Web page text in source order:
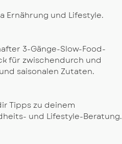
Ernährung und Lifestyle.
3-Gänge-Slow-Food-
für zwischendurch und
saisonalen Zutaten.​
Tipps zu deinem
und Lifestyle-Beratung.